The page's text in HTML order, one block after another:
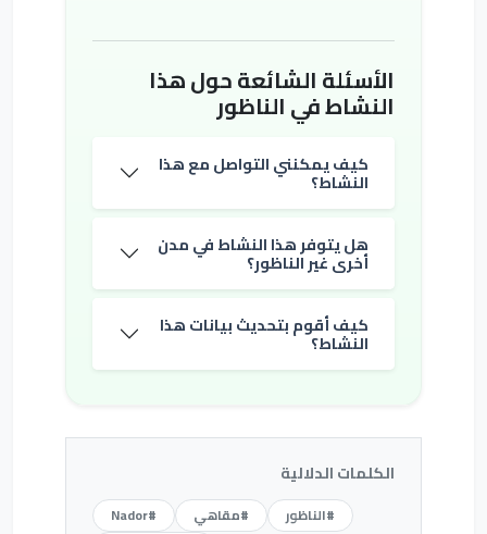
الأسئلة الشائعة حول هذا
النشاط في الناظور
كيف يمكنني التواصل مع هذا
النشاط؟
هل يتوفر هذا النشاط في مدن
أخرى غير الناظور؟
كيف أقوم بتحديث بيانات هذا
النشاط؟
الكلمات الدلالية
#الناظور #مقاهي
#Nador